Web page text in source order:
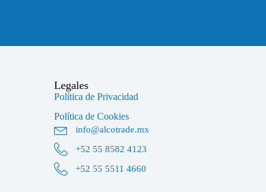
Legales
Política de Privacidad
Política de Cookies
info@alcotrade.mx
+52 55 8582 4123
+52 55 5511 4660